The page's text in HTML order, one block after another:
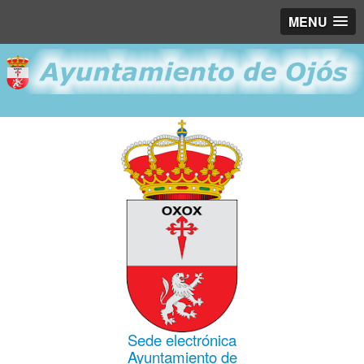
MENU
Sede electrónica
Ayuntamiento de